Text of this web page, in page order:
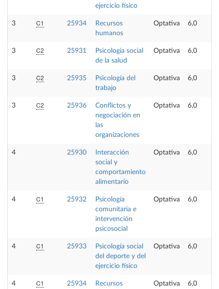
ejercicio físico
3 C1 25934
Recursos
humanos
Optativa 6,0
3 C2 25931
Psicología social
de la salud
Optativa 6,0
3 C2 25935
Psicología del
trabajo
Optativa 6,0
3 C2 25936
Conflictos y
negociación en
las
organizaciones
Optativa 6,0
4 25930
Interacción
social y
comportamiento
alimentario
Optativa 6,0
4 C1 25932
Psicología
comunitaria e
intervención
psicosocial
Optativa 6,0
4 C1 25933
Psicología social
del deporte y del
ejercicio físico
Optativa 6,0
4 C1 25934
Recursos
Optativa 6,0